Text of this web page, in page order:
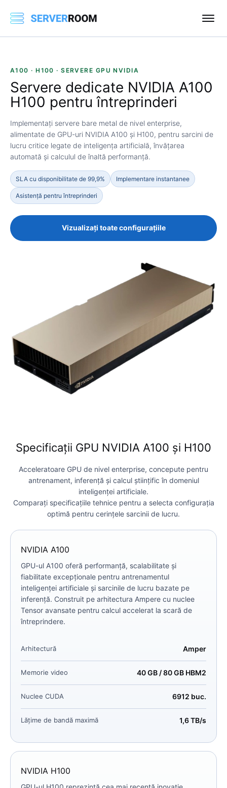
A100 · H100 · SERVERE GPU NVIDIA
Servere dedicate NVIDIA A100
H100 pentru întreprinderi
Implementați servere bare metal de nivel enterprise,
alimentate de GPU-uri NVIDIA A100 și H100, pentru sarcini de
lucru critice legate de inteligența artificială, învățarea
automată și calculul de înaltă performanță.
SLA cu disponibilitate de 99,9% Implementare instantanee
Asistență pentru întreprinderi
Vizualizați toate configurațiile
Specificații GPU NVIDIA A100 și H100
Acceleratoare GPU de nivel enterprise, concepute pentru
antrenament, inferență și calcul științific în domeniul
inteligenței artificiale.
Comparați specificațiile tehnice pentru a selecta configurația
optimă pentru cerințele sarcinii de lucru.
NVIDIA A100
GPU-ul A100 oferă performanță, scalabilitate și
fiabilitate excepționale pentru antrenamentul
inteligenței artificiale și sarcinile de lucru bazate pe
inferență. Construit pe arhitectura Ampere cu nuclee
Tensor avansate pentru calcul accelerat la scară de
întreprindere.
Arhitectură Amper
Memorie video 40 GB / 80 GB HBM2
Nuclee CUDA 6912 buc.
Lățime de bandă maximă 1,6 TB/s
NVIDIA H100